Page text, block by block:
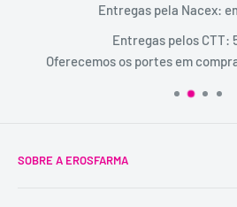
Entregas pela Nacex:
Entregas pelos CTT:
Oferecemos os portes em
SOBRE A EROSFARMA